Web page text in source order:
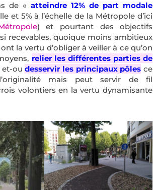
de « atteindre 12% de part modale
et 5% à l’échelle de la Métropole d’ici
) et pourtant des objectifs
recevables, quoique moins ambitieux
la vertu d’obliger à veiller à ce qu’on
relier les différentes parties de
oudesservir les principaux pôles ce
mais peut servir de fil
volontiers en la vertu dynamisante